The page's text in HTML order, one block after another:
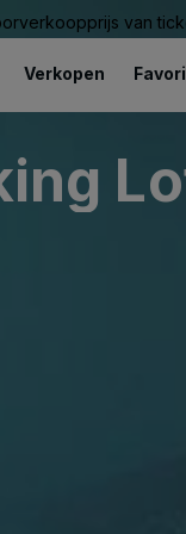
van
Verkopen